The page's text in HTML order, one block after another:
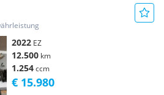
2022 EZ
12.500 km
1.254ccm
€ 15.980